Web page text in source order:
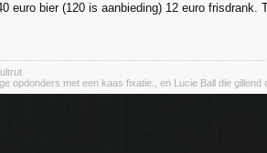
euro bier (120 is aanbieding) 12 euro frisdrank.
opdonders met een kaas fixatie., en Lucie Ball die